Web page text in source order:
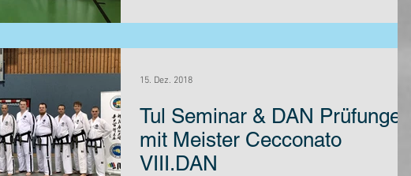
Tul Seminar & DAN Prüfungen
mit Meister Cecconato
VIII.DAN
15. Dez. 2018